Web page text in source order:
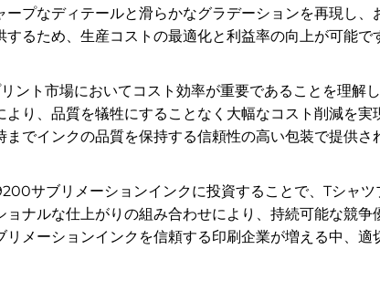
ープなディテールと滑らかなグラデーションを再現し
るため、生産コストの最適化と利益率の向上が可能で
ント市場においてコスト効率が重要であることを理
より、品質を犠牲にすることなく大幅なコスト削減を
でインクの品質を保持する信頼性の高い包装で提供さ
サブリメーションインクに投資することで、Tシャ
ョナルな仕上がりの組み合わせにより、持続可能な競
リメーションインクを信頼する印刷企業が増える中、